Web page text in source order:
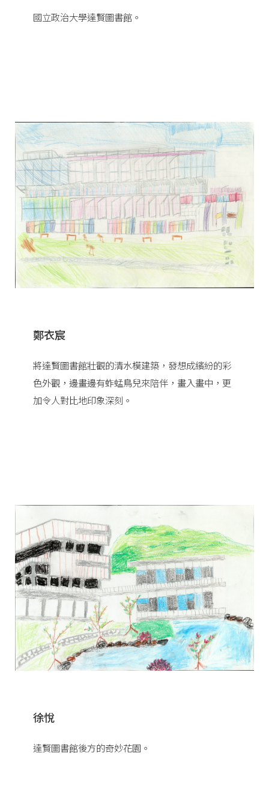
國立政治大學達賢圖書館。
鄭衣宸
將達賢圖書館壯觀的清水模建築，發想成繽紛的彩
色外觀，邊畫邊有蚱蜢鳥兒來陪伴，畫入畫中，更
加令人對比地印象深刻。
徐悅
達賢圖書館後方的奇妙花園。